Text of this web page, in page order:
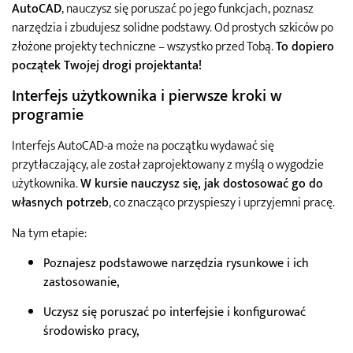
AutoCAD, nauczysz się poruszać po jego funkcjach, poznasz
narzędzia i zbudujesz solidne podstawy. Od prostych szkiców po
złożone projekty techniczne – wszystko przed Tobą.To dopiero
początek Twojej drogi projektanta!
Interfejs użytkownika i pierwsze kroki w
programie
Interfejs AutoCAD-a może na początku wydawać się
przytłaczający, ale został zaprojektowany z myślą o wygodzie
użytkownika.W kursie nauczysz się, jak dostosować go do
własnych potrzeb, co znacząco przyspieszy i uprzyjemni pracę.
Na tym etapie:
Poznajesz podstawowe narzędzia rysunkowe i ich
zastosowanie,
Uczysz się poruszać po interfejsie i konfigurować
środowisko pracy,